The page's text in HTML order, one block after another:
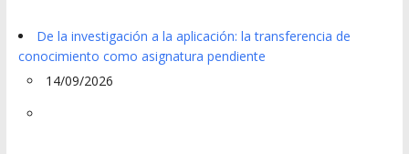
De la investigación a la aplicación: la transferencia de
conocimiento como asignatura pendiente
14/09/2026